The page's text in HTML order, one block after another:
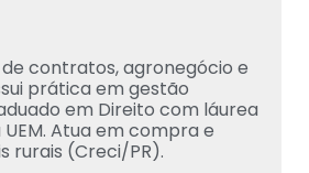
contratos, agronegócio e
prática em gestão
em Direito com láurea
Atua em compra e
rurais (Creci/PR).